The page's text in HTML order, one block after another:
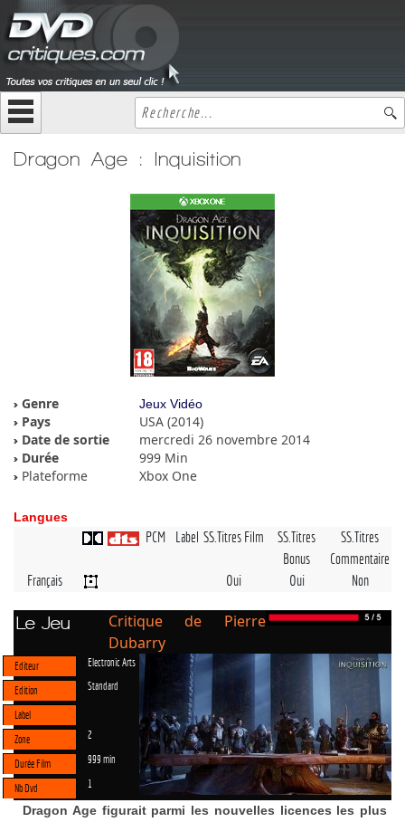
Dragon Age : Inquisition
Genre Jeux Vidéo
Pays
USA (2014)
Date de sortie
mercredi 26 novembre 2014
Durée
999 Min
Plateforme
Xbox One
Langues
PCM Label SS.Titres Film
SS.Titres
Bonus
SS.Titres
Commentaire
Français
Oui Oui Non
Le Jeu
Critique de Pierre
Dubarry
Editeur Electronic Arts
Edition Standard
Label
Zone
2
Durée Film 999 min
Nb Dvd 1
Dragon Age figurait parmi les nouvelles licences les plus